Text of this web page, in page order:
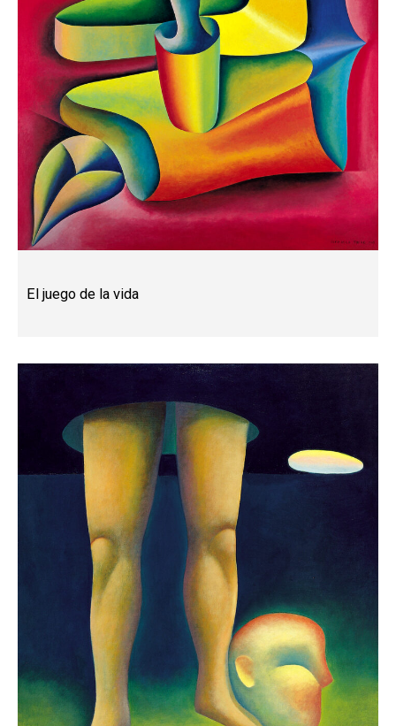
El juego de la vida